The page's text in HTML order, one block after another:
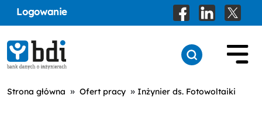
Logowanie
Strona główna » Ofert pracy » Inżynier ds. Fotowoltaiki